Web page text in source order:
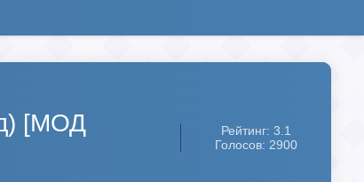
[МОД
Рейтинг: 3.1
Голосов: 2900